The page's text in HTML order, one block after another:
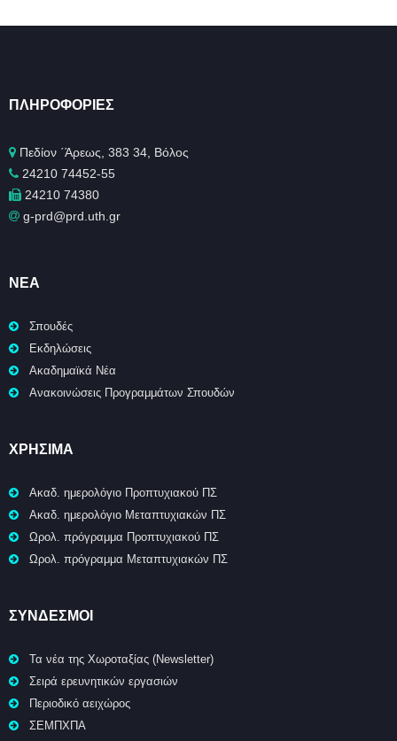
ΠΛΗΡΟΦΟΡΊΕΣ
Πεδίον ΄Άρεως, 383 34, Βόλος
24210 74452-55
24210 74380
g-prd@prd.uth.gr
ΝΈΑ
Σπουδές
Εκδηλώσεις
Ακαδημαϊκά Νέα
Ανακοινώσεις Προγραμμάτων Σπουδών
ΧΡΉΣΙΜΑ
Ακαδ. ημερολόγιο Προπτυχιακού ΠΣ
Ακαδ. ημερολόγιο Μεταπτυχιακών ΠΣ
Ωρολ. πρόγραμμα Προπτυχιακού ΠΣ
Ωρολ. πρόγραμμα Μεταπτυχιακών ΠΣ
ΣΥΝΔΕΣΜΟΙ
Τα νέα της Χωροταξίας (Newsletter)
Σειρά ερευνητικών εργασιών
Περιοδικό αειχώρος
ΣΕΜΠΧΠΑ